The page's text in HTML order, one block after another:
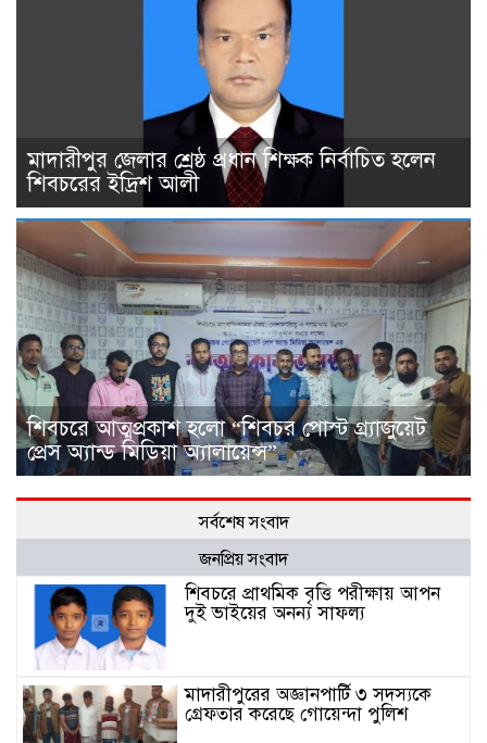
মাদারীপুর জেলার শ্রেষ্ঠ প্রধান শিক্ষক নির্বাচিত হলেন
শিবচরের ইদ্রিশ আলী
শিবচরে আত্মপ্রকাশ হলো “শিবচর পোস্ট গ্র্যাজুয়েট
প্রেস অ্যান্ড মিডিয়া অ্যালায়েন্স”
সর্বশেষ সংবাদ
জনপ্রিয় সংবাদ
শিবচরে প্রাথমিক বৃত্তি পরীক্ষায় আপন
দুই ভাইয়ের অনন্য সাফল্য
মাদারীপুরের অজ্ঞানপার্টি ৩ সদস্যকে
গ্রেফতার করেছে গোয়েন্দা পুলিশ